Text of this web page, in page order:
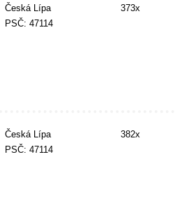
Česká Lípa
PSČ: 47114
373x
Česká Lípa
PSČ: 47114
382x